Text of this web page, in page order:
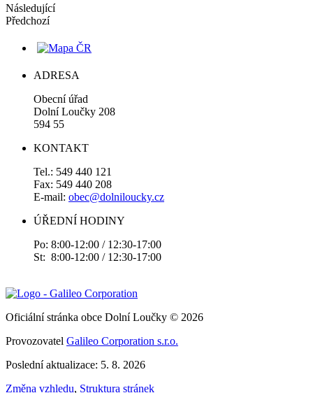
Následující
Předchozí
ADRESA
Obecní úřad
Dolní Loučky 208
594 55
KONTAKT
Tel.: 549 440 121
Fax: 549 440 208
E-mail: obec@dolniloucky.cz
ÚŘEDNÍ HODINY
Po: 8:00-12:00 / 12:30-17:00
St: 8:00-12:00 / 12:30-17:00
Oficiální stránka obce Dolní Loučky © 2026
Provozovatel Galileo Corporation s.r.o.
Poslední aktualizace: 5. 8. 2026
Změna vzhledu, Struktura stránek